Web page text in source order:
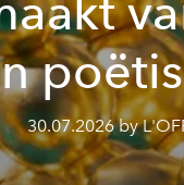
30.07.2026 by